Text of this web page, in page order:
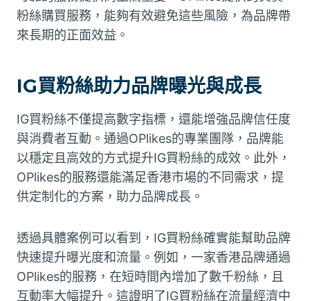
粉絲購買服務，能夠有效避免這些風險，為品牌帶
來長期的正面效益。
IG買粉絲助力品牌曝光與成長
IG買粉絲不僅提高數字指標，還能增強品牌信任度
與消費者互動。通過OPlikes的專業團隊，品牌能
以穩定且高效的方式提升IG買粉絲的成效。此外，
OPlikes的服務還能滿足香港市場的不同需求，提
供定制化的方案，助力品牌成長。
透過具體案例可以看到，IG買粉絲確實能幫助品牌
快速提升曝光度和流量。例如，一家香港品牌通過
OPlikes的服務，在短時間內增加了數千粉絲，且
互動率大幅提升。這證明了IG買粉絲在流量經濟中